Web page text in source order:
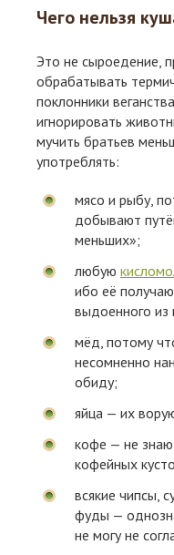
Чего нельзя
Это не сыроедение,
обрабатывать
поклонники
игнорировать
мучить братьев
употреблять:
мясо и рыбу,
добывают
меньших»;
любую
ибо её
выдоенного из
мёд, потому
несомненно
обиду;
яйца — их
кофе — не знаю
кофейных
всякие чипсы,
фуды —
не могу не